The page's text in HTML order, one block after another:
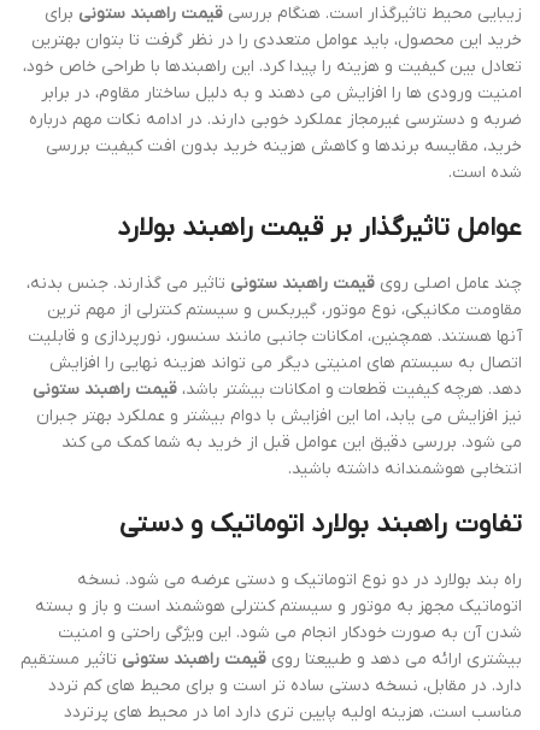
زیبایی محیط تاثیرگذار است. هنگام بررسی قیمت راهبند ستونی برای
خرید این محصول، باید عوامل متعددی را در نظر گرفت تا بتوان بهترین
تعادل بین کیفیت و هزینه را پیدا کرد. این راهبندها با طراحی خاص خود،
امنیت ورودی ها را افزایش می دهند و به دلیل ساختار مقاوم، در برابر
ضربه و دسترسی غیرمجاز عملکرد خوبی دارند. در ادامه نکات مهم درباره
خرید، مقایسه برندها و کاهش هزینه خرید بدون افت کیفیت بررسی
شده است.
عوامل تاثیرگذار بر قیمت راهبند بولارد
چند عامل اصلی روی قیمت راهبند ستونی تاثیر می گذارند. جنس بدنه،
مقاومت مکانیکی، نوع موتور، گیربکس و سیستم کنترلی از مهم ترین
آنها هستند. همچنین، امکانات جانبی مانند سنسور، نورپردازی و قابلیت
اتصال به سیستم های امنیتی دیگر می تواند هزینه نهایی را افزایش
دهد. هرچه کیفیت قطعات و امکانات بیشتر باشد، قیمت راهبند ستونی
نیز افزایش می یابد، اما این افزایش با دوام بیشتر و عملکرد بهتر جبران
می شود. بررسی دقیق این عوامل قبل از خرید به شما کمک می کند
انتخابی هوشمندانه داشته باشید.
تفاوت راهبند بولارد اتوماتیک و دستی
راه بند بولارد در دو نوع اتوماتیک و دستی عرضه می شود. نسخه
اتوماتیک مجهز به موتور و سیستم کنترلی هوشمند است و باز و بسته
شدن آن به صورت خودکار انجام می شود. این ویژگی راحتی و امنیت
بیشتری ارائه می دهد و طبیعتا روی قیمت راهبند ستونی تاثیر مستقیم
دارد. در مقابل، نسخه دستی ساده تر است و برای محیط های کم تردد
مناسب است، هزینه اولیه پایین تری دارد اما در محیط های پرتردد